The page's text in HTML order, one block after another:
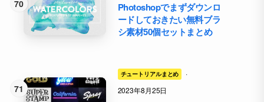
Photoshopでまずダウンロ
ードしておきたい無料ブラ
シ素材50個セットまとめ
チュートリアルまとめ
·
2023年8月25日